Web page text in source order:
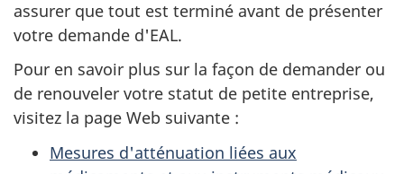
assurer que tout est terminé avant de présenter
votre demande d'EAL.
Pour en savoir plus sur la façon de demander ou
de renouveler votre statut de petite entreprise,
visitez la page Web suivante :
Mesures d'atténuation liées aux